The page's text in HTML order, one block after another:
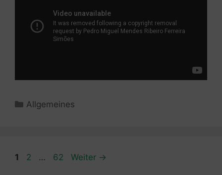
Kategorien
Allgemeines
Seite
1 Seite
2 … Seite
62 Weiter →